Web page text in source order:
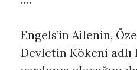
Engels’in Ailenin,
Devletin Kökeni adlı